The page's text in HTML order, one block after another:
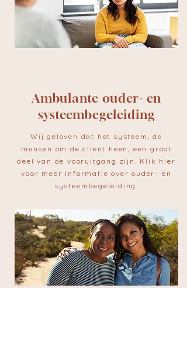
Ambulante ouder- en
systeembegeleiding
Wij geloven dat het systeem, de
mensen om de client heen, een groot
deel van de vooruitgang zijn. Klik hier
voor meer informatie over ouder- en
systeembegeleiding.